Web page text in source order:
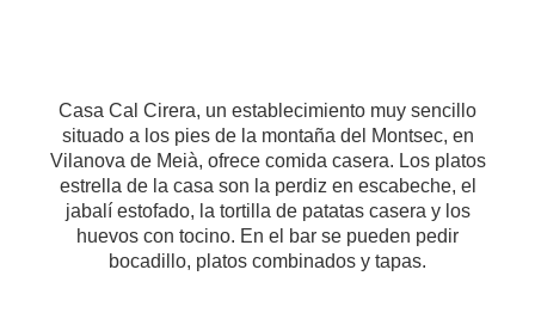
Casa Cal Cirera, un establecimiento muy sencillo
situado a los pies de la montaña del Montsec, en
Vilanova de Meià, ofrece comida casera. Los platos
estrella de la casa son la perdiz en escabeche, el
jabalí estofado, la tortilla de patatas casera y los
huevos con tocino. En el bar se pueden pedir
bocadillo, platos combinados y tapas.